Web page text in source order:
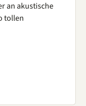
an akustische
tollen